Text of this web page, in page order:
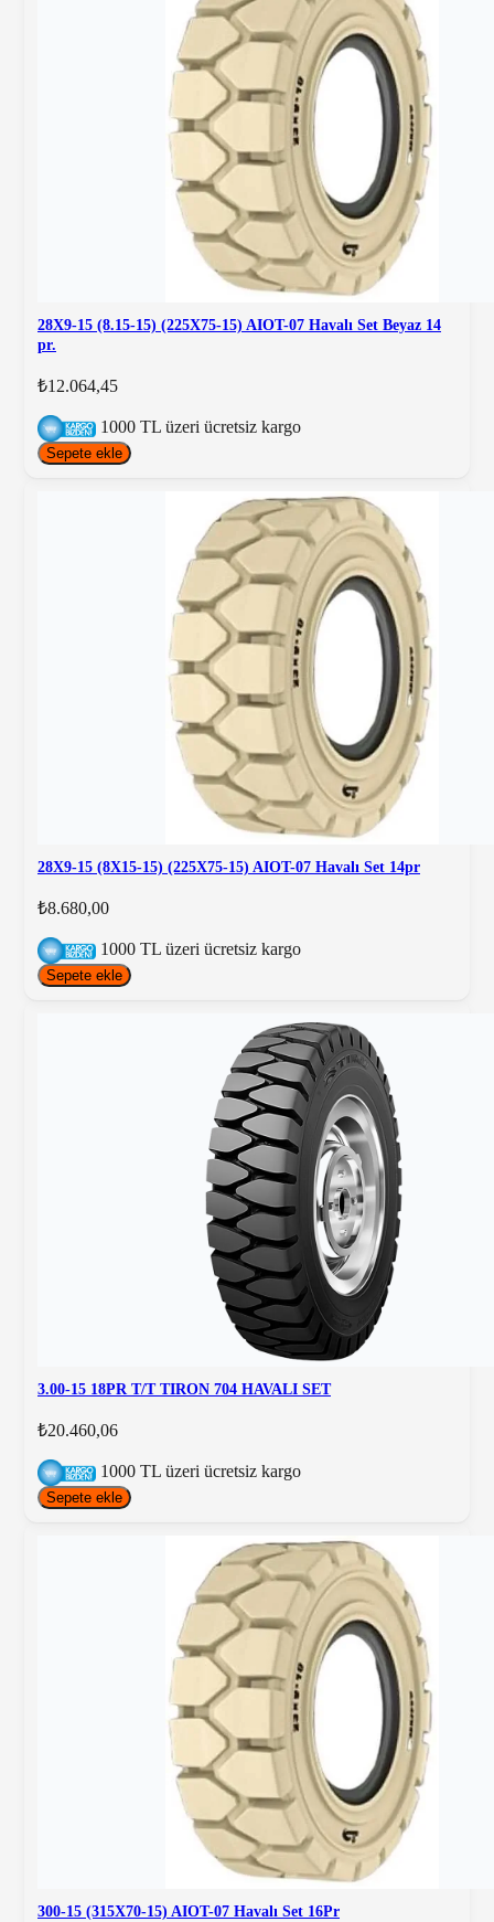
28X9-15 (8.15-15) (225X75-15) AIOT-07 Havalı Set Beyaz 14
pr.
₺12.064,45
1000 TL üzeri ücretsiz kargo
Sepete ekle
28X9-15 (8X15-15) (225X75-15) AIOT-07 Havalı Set 14pr
₺8.680,00
1000 TL üzeri ücretsiz kargo
Sepete ekle
3.00-15 18PR T/T TIRON 704 HAVALI SET
₺20.460,06
1000 TL üzeri ücretsiz kargo
Sepete ekle
300-15 (315X70-15) AIOT-07 Havalı Set 16Pr